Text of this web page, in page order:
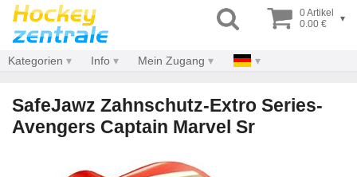
0 Artikel
0.00 €
▾
Kategorien Info Mein Zugang
SafeJawz Zahnschutz-Extro Series-
Avengers Captain Marvel Sr